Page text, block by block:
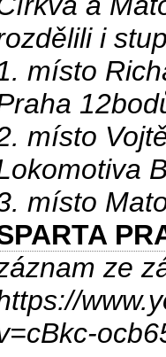
i
místo
místo
místo
ze